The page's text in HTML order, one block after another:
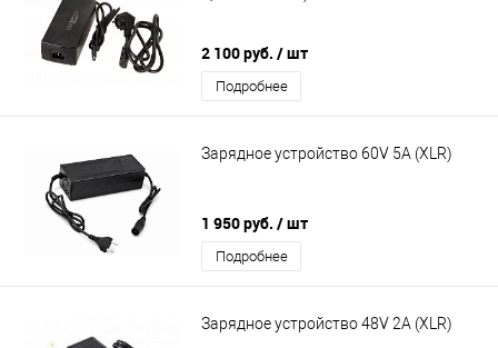
2 100 руб. / шт
Подробнее
Зарядное устройство 60V 5A (XLR)
1 950 руб. / шт
Подробнее
Зарядное устройство 48V 2A (XLR)